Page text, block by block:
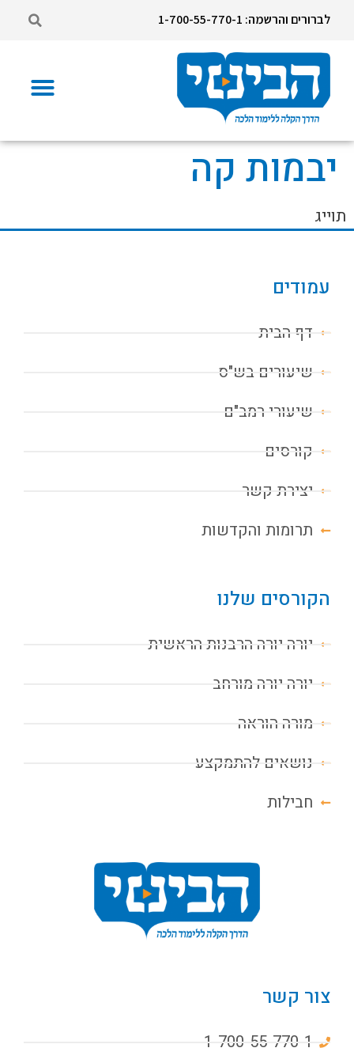
לברורים והרשמה: 1-700-55-770-1
יבמות קה
תוייג
עמודים
דף הבית
שיעורים בש"ס
שיעורי רמב"ם
קורסים
יצירת קשר
תרומות והקדשות
הקורסים שלנו
יורה יורה הרבנות הראשית
יורה יורה מורחב
מורה הוראה
נושאים להתמקצע
חבילות
צור קשר
1-700-55-770-1